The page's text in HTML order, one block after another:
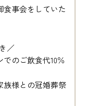
事会をしていた
／
のご飲食代10％
族様との冠婚葬祭